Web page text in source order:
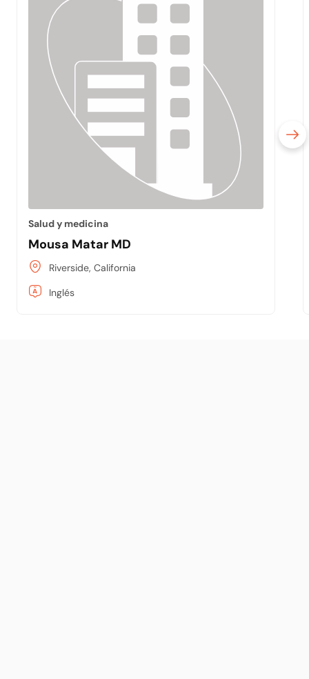
Salud y medicina
Mousa Matar MD
Riverside, California
Inglés